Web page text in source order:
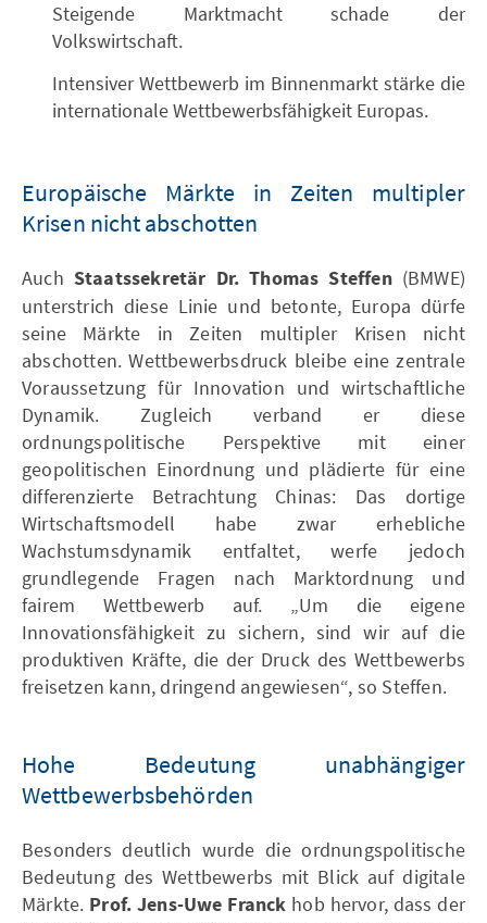
Steigende Marktmacht schade der
Volkswirtschaft.
Intensiver Wettbewerb im Binnenmarkt stärke die
internationale Wettbewerbsfähigkeit Europas.
Europäische Märkte in Zeiten multipler
Krisen nicht abschotten
Auch Staatssekretär Dr. Thomas Steffen(BMWE)
unterstrich diese Linie und betonte, Europa dürfe
seine Märkte in Zeiten multipler Krisen nicht
abschotten. Wettbewerbsdruck bleibe eine zentrale
Voraussetzung für Innovation und wirtschaftliche
Dynamik. Zugleich verband er diese
ordnungspolitische Perspektive mit einer
geopolitischen Einordnung und plädierte für eine
differenzierte Betrachtung Chinas: Das dortige
Wirtschaftsmodell habe zwar erhebliche
Wachstumsdynamik entfaltet, werfe jedoch
grundlegende Fragen nach Marktordnung und
fairem Wettbewerb auf. „Um die eigene
Innovationsfähigkeit zu sichern, sind wir auf die
produktiven Kräfte, die der Druck des Wettbewerbs
freisetzen kann, dringend angewiesen“, so Steffen.
Hohe Bedeutung unabhängiger
Wettbewerbsbehörden
Besonders deutlich wurde die ordnungspolitische
Bedeutung des Wettbewerbs mit Blick auf digitale
Märkte. Prof. Jens-Uwe Franck hob hervor, dass der